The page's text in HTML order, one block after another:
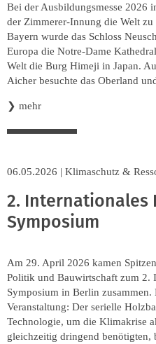
Bei der Ausbildungsmesse 2026
der Zimmerer-Innung die Welt
Bayern wurde das Schloss
Europa die Notre-Dame
Welt die Burg Himeji in Japan.
Aicher besuchte das Oberland
❯ mehr
06.05.2026 | Klimaschutz &
2. Internationales
Symposium
Am 29. April 2026 kamen
Politik und Bauwirtschaft zum 2.
Symposium in Berlin zusammen.
Veranstaltung: Der serielle
Technologie, um die Klimakrise
gleichzeitig dringend benötigten,